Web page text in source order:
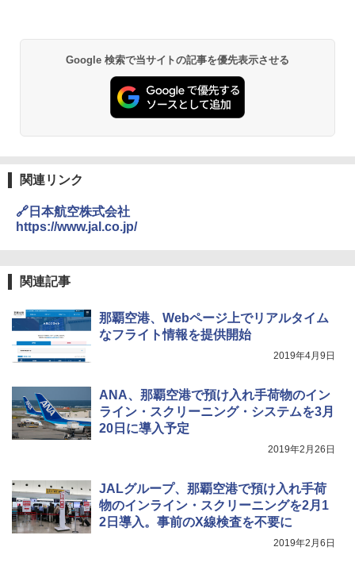
Google 検索で当サイトの記事を優先表示させる
関連リンク
🔗日本航空株式会社
https://www.jal.co.jp/
関連記事
那覇空港、Webページ上でリアルタイム
なフライト情報を提供開始
2019年4月9日
ANA、那覇空港で預け入れ手荷物のイン
ライン・スクリーニング・システムを3月
20日に導入予定
2019年2月26日
JALグループ、那覇空港で預け入れ手荷
物のインライン・スクリーニングを2月1
2日導入。事前のX線検査を不要に
2019年2月6日